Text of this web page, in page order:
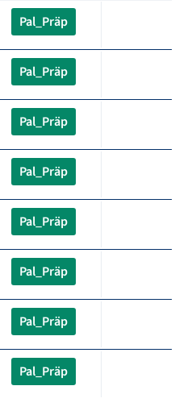
Pal_Präp
Pal_Präp
Pal_Präp
Pal_Präp
Pal_Präp
Pal_Präp
Pal_Präp
Pal_Präp